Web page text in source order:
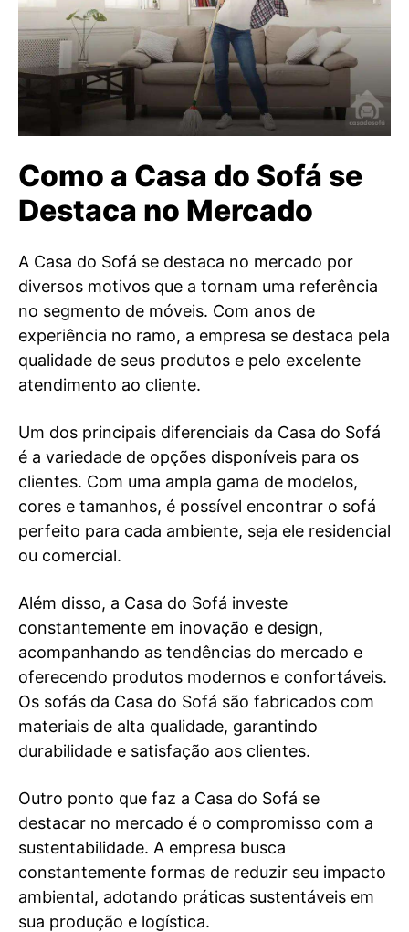
Como a Casa do Sofá se
Destaca no Mercado
A Casa do Sofá se destaca no mercado por
diversos motivos que a tornam uma referência
no segmento de móveis. Com anos de
experiência no ramo, a empresa se destaca pela
qualidade de seus produtos e pelo excelente
atendimento ao cliente.
Um dos principais diferenciais da Casa do Sofá
é a variedade de opções disponíveis para os
clientes. Com uma ampla gama de modelos,
cores e tamanhos, é possível encontrar o sofá
perfeito para cada ambiente, seja ele residencial
ou comercial.
Além disso, a Casa do Sofá investe
constantemente em inovação e design,
acompanhando as tendências do mercado e
oferecendo produtos modernos e confortáveis.
Os sofás da Casa do Sofá são fabricados com
materiais de alta qualidade, garantindo
durabilidade e satisfação aos clientes.
Outro ponto que faz a Casa do Sofá se
destacar no mercado é o compromisso com a
sustentabilidade. A empresa busca
constantemente formas de reduzir seu impacto
ambiental, adotando práticas sustentáveis em
sua produção e logística.